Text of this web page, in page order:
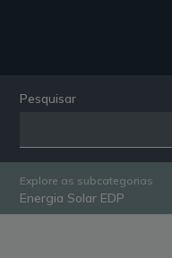
Pesquisar
Explore as subcategorias
Energia Solar EDP